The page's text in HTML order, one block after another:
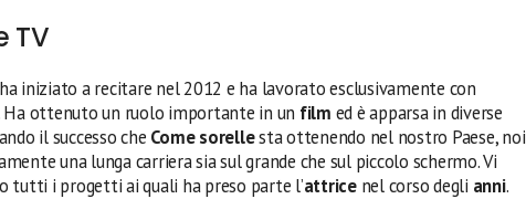
TV
ha iniziato a recitare nel 2012 e ha lavorato esclusivamente con
Ha ottenuto un ruolo importante in un film ed è apparsa in diverse
il successo che Come sorellesta ottenendo nel nostro Paese, noi
una lunga carriera sia sul grande che sul piccolo schermo. Vi
i progetti ai quali ha preso parte l’attrice nel corso degli anni.